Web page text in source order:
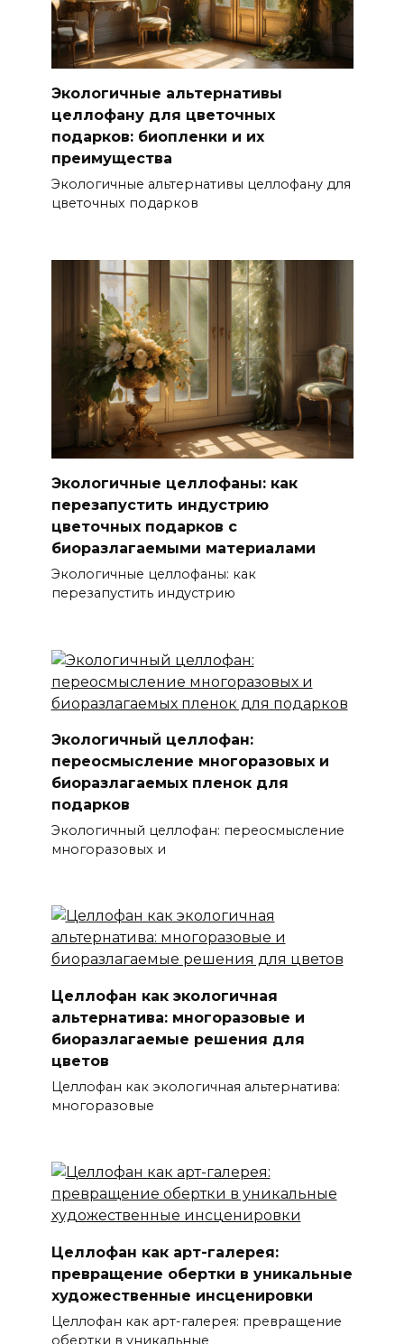
Экологичные альтернативы
целлофану для цветочных
подарков: биопленки и их
преимущества
Экологичные альтернативы целлофану для
цветочных подарков
Экологичные целлофаны: как
перезапустить индустрию
цветочных подарков с
биоразлагаемыми материалами
Экологичные целлофаны: как
перезапустить индустрию
Экологичный целлофан:
переосмысление многоразовых и
биоразлагаемых пленок для
подарков
Экологичный целлофан: переосмысление
многоразовых и
Целлофан как экологичная
альтернатива: многоразовые и
биоразлагаемые решения для
цветов
Целлофан как экологичная альтернатива:
многоразовые
Целлофан как арт-галерея:
превращение обертки в уникальные
художественные инсценировки
Целлофан как арт-галерея: превращение
обертки в уникальные